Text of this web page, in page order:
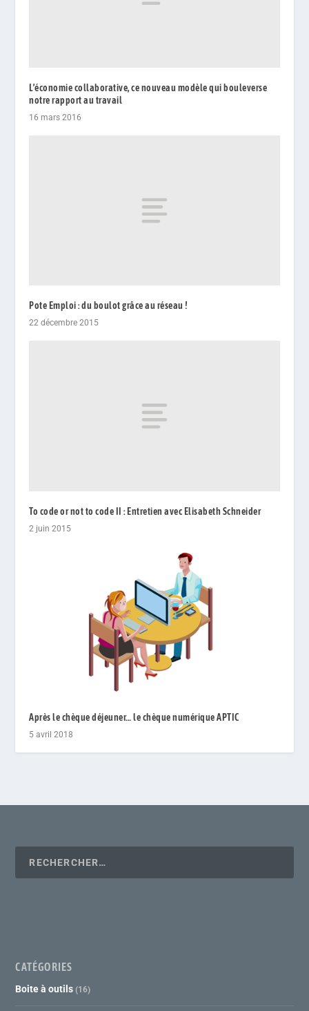
L’économie collaborative, ce nouveau modèle qui bouleverse
notre rapport au travail
16 mars 2016
Pote Emploi : du boulot grâce au réseau !
22 décembre 2015
To code or not to code II : Entretien avec Elisabeth Schneider
2 juin 2015
Après le chèque déjeuner… le chèque numérique APTIC
5 avril 2018
CATÉGORIES
Boite à outils (16)